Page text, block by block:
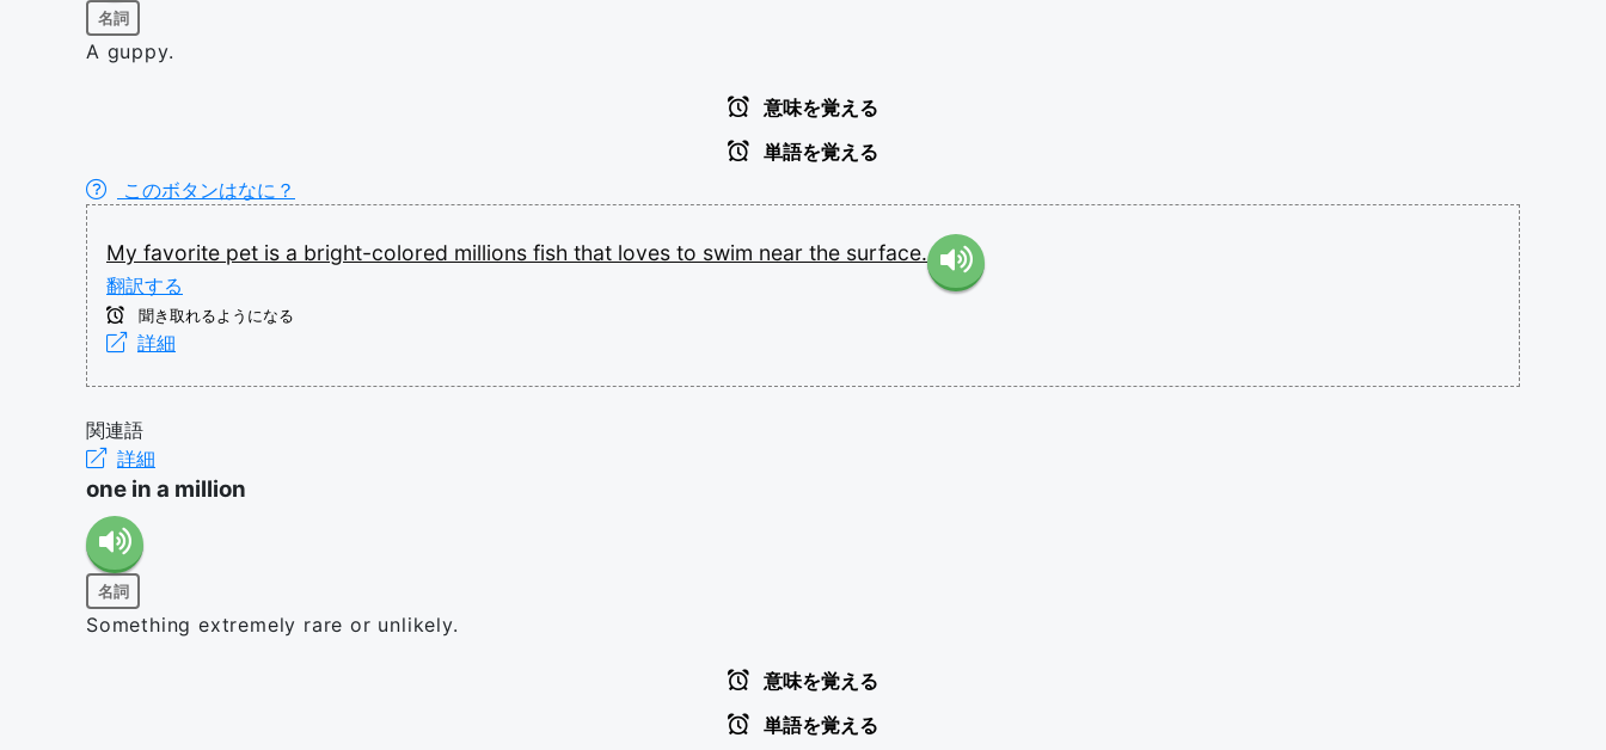
名詞
A guppy.
意味を覚える
単語を覚える
このボタンはなに？
My favorite pet is a bright-colored millions fish that loves to swim near the surface.
翻訳する
聞き取れるようになる
詳細
関連語
詳細
one in a million
名詞
Something extremely rare or unlikely.
意味を覚える
単語を覚える